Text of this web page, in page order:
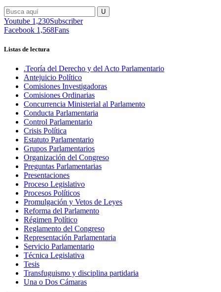
Youtube 1,230Subscriber
Facebook 1,568Fans
Listas de lectura
.Teoría del Derecho y del Acto Parlamentario
Antejuicio Político
Comisiones Investigadoras
Comisiones Ordinarias
Concurrencia Ministerial al Parlamento
Conducta Parlamentaria
Control Parlamentario
Crisis Política
Estatuto Parlamentario
Grupos Parlamentarios
Organización del Congreso
Preguntas Parlamentarias
Presentaciones
Proceso Legislativo
Procesos Políticos
Promulgación y Vetos de Leyes
Reforma del Parlamento
Régimen Político
Reglamento del Congreso
Representación Parlamentaria
Servicio Parlamentario
Técnica Legislativa
Tesis
Transfuguismo y disciplina partidaria
Una o Dos Cámaras